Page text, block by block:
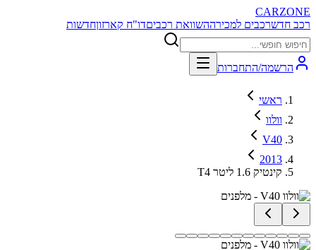
CARZONE
רכב חדשרכבים למכירההשוואת רכביםדו"ח קארזוןחדשות
הרשמה/התחברות
ראשי
וולוו
V40
2013
T4 קינטיק 1.6 ליטר